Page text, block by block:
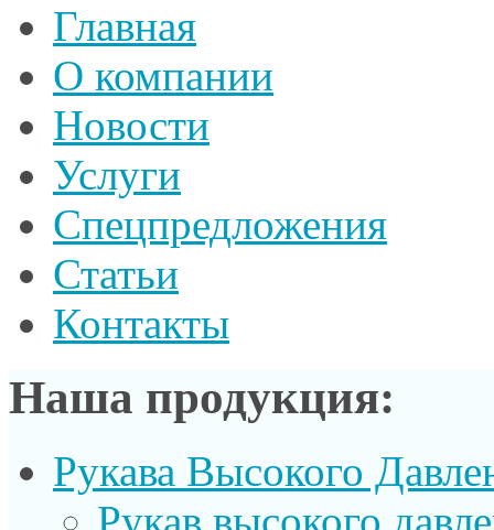
Главная
О компании
Новости
Услуги
Спецпредложения
Статьи
Контакты
Наша продукция:
Рукава Высокого
Рукав выcокого